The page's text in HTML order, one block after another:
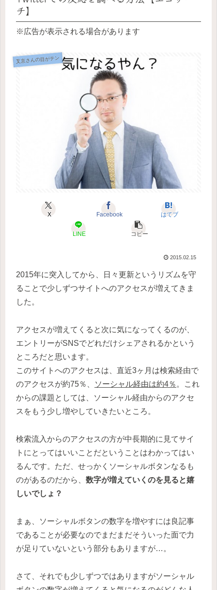
チ】
※広告が表示される場合があります
叉京さんの目がテン
X Facebook はてブ
LINE コピー
2015.02.15
2015年に突入してから、日々更新というリズムを守
ることで少しずつサイトへのアクセスが増えてきま
した。
アクセスが増えてくると次に気になってくるのが、
エントリーがSNSでどれだけシェアされるかという
ところだと思います。
このサイトへのアクセスは、直近3ヶ月は検索経由で
のアクセスが約75％、
ソーシャル経由は約4％ 。これ
からの課題としては、ソーシャル経由からのアクセ
スをもう少し増やしていきたいところ。
検索流入からのアクセスの方が中長期的に見てサイ
トにとってはいいことだということはわかってはい
るんです。ただ、せっかくソーシャルボタンなるも
のがあるのだから、 数字が増えていくのを見ると嬉
しいでしょ？
まぁ、ソーシャルボタンの数字を増やすには良記事
であることが必要なのでまだまだそういった面で力
が足りていないという部分もありますが…。
さて、それでも少しずつではありますがソーシャル